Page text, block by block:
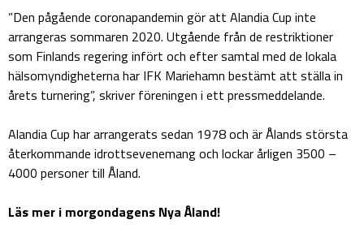
”Den pågående coronapandemin gör att Alandia Cup inte
arrangeras sommaren 2020. Utgående från de restriktioner
som Finlands regering infört och efter samtal med de lokala
hälsomyndigheterna har IFK Mariehamn bestämt att ställa in
årets turnering”, skriver föreningen i ett pressmeddelande.
Alandia Cup har arrangerats sedan 1978 och är Ålands största
återkommande idrottsevenemang och lockar årligen 3500 –
4000 personer till Åland.
Läs mer i morgondagens Nya Åland!